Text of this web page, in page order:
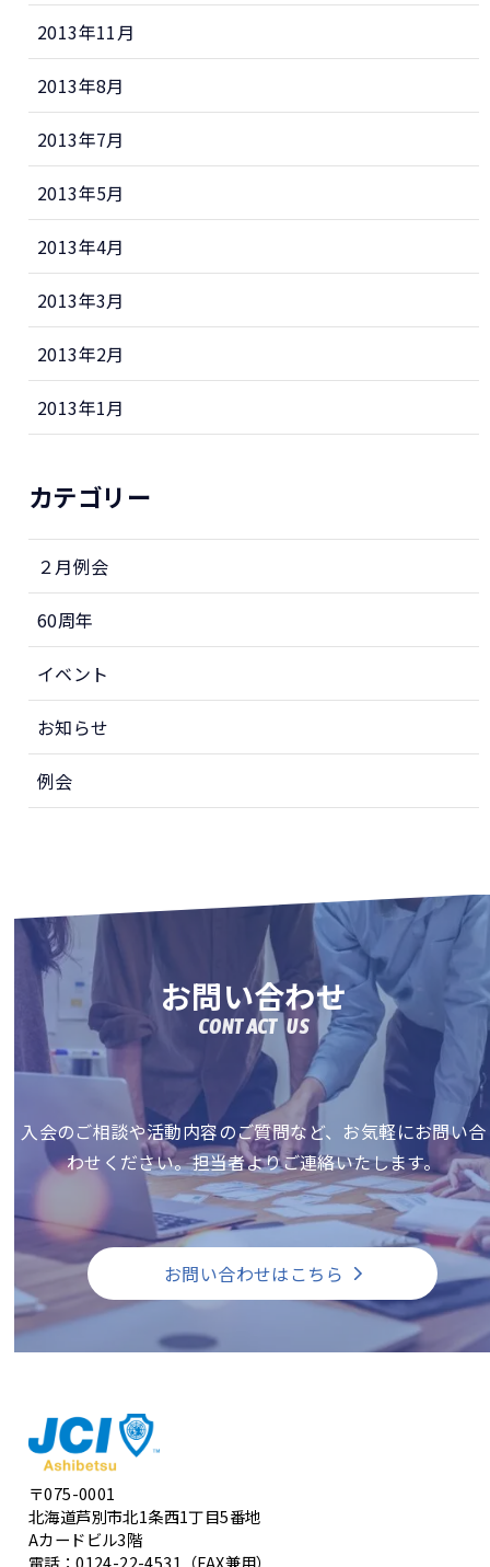
2013年11月
2013年8月
2013年7月
2013年5月
2013年4月
2013年3月
2013年2月
2013年1月
カテゴリー
２月例会
60周年
イベント
お知らせ
例会
お問い合わせ
CONTACT US
入会のご相談や活動内容のご質問など、お気軽にお問い合
わせください。担当者よりご連絡いたします。
お問い合わせはこちら
〒075-0001
北海道芦別市北1条西1丁目5番地
Aカードビル3階
電話：0124-22-4531（FAX兼用）